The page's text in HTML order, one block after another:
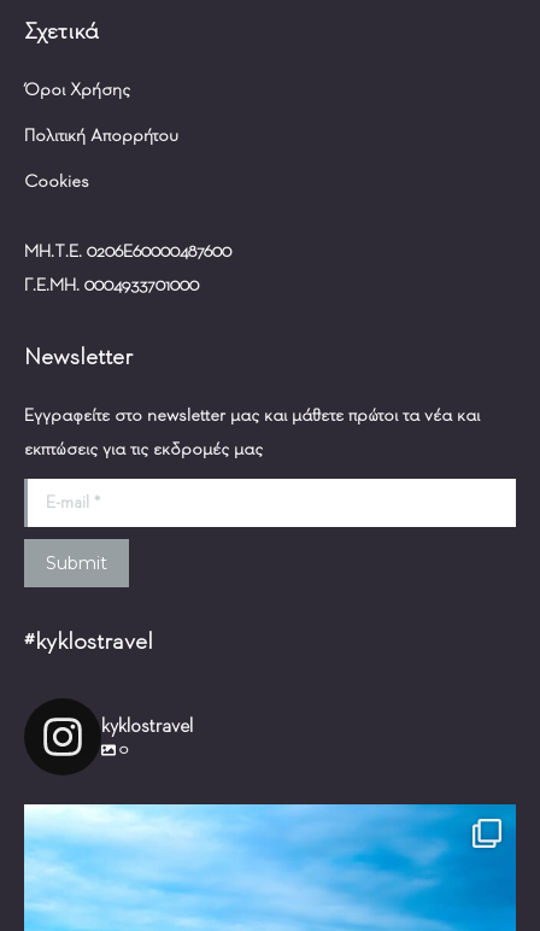
opens
new
window
opens
new
window
Σχετικά
Όροι Χρήσης
Πολιτική Απορρήτου
Cookies
ΜΗ.Τ.Ε. 0206Ε60000487600
Γ.Ε.ΜΗ. 0004933701000
Newsletter
Εγγραφείτε στο newsletter μας και μάθετε πρώτοι τα νέα και
εκπτώσεις για τις εκδρομές μας
E-mail *
Submit
#kyklostravel
kyklostravel
0
Είστε έτοιμοι για ένα μαγικό ταξίδι!